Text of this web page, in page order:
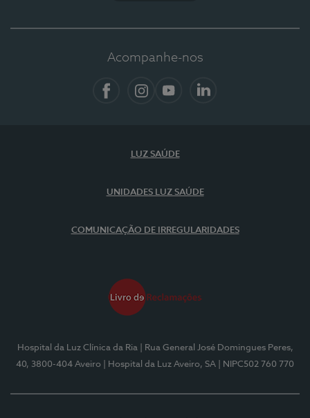
Acompanhe-nos
LUZ SAÚDE
UNIDADES LUZ SAÚDE
COMUNICAÇÃO DE IRREGULARIDADES
Hospital da Luz Clínica da Ria
| Rua General José Domingues Peres,
40, 3800-404 Aveiro
| Hospital da Luz Aveiro, SA | NIPC502 760 770